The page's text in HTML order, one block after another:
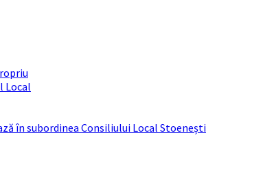
Local
în subordinea Consiliului Local Stoenești